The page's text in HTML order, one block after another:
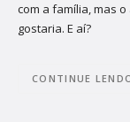
com a família, mas
gostaria. E aí?
CONTINUE